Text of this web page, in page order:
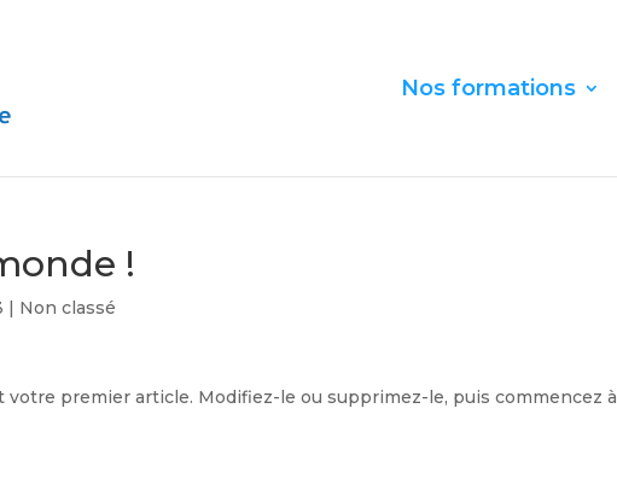
Nos formations
!
| Non classé
votre premier article. Modifiez-le ou supprimez-le, puis commencez à